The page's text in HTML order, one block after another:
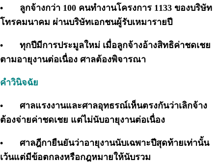
•
ลูกจ้างกว่า 100 คนทำงานโครงการ 1133 ของบริษัท
โทรคมนาคม ผ่านบริษัทเอกชนผู้รับเหมารายปี
•
ทุกปีมีการประมูลใหม่ เมื่อลูกจ้างอ้างสิทธิค่าชดเชย
ตามอายุงานต่อเนื่อง ศาลต้องพิจารณา
คำวินิจฉัย
•
ศาลแรงงานและศาลอุทธรณ์เห็นตรงกันว่าเลิกจ้าง
ต้องจ่ายค่าชดเชย แต่ไม่นับอายุงานต่อเนื่อง
•
ศาลฎีกายืนยันว่าอายุงานนับเฉพาะปีสุดท้ายเท่านั้น
เว้นแต่มีข้อตกลงหรือกฎหมายให้นับรวม